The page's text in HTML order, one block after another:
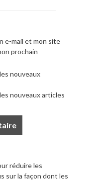
e-mail et mon site
prochain
nouveaux
nouveaux articles
réduire les
sur la façon dont les